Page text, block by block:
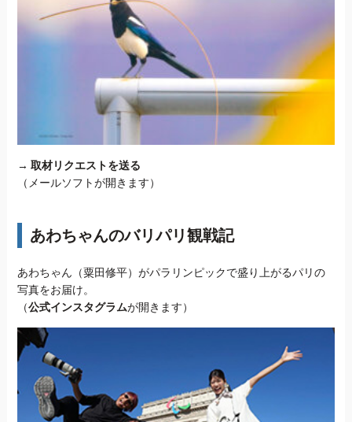
→ 取材リクエストを送る
（メールソフトが開きます）
あわちゃんのバリパリ観戦記
あわちゃん（粟田修平）がパラリンピックで盛り上がるパリの
写真をお届け。
（公式インスタグラムが開きます）